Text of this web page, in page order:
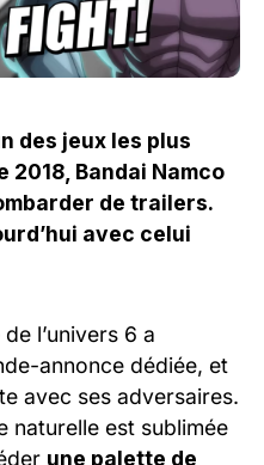
des jeux les plus
Bandai Namco
de trailers.
avec celui
l’univers 6 a
annonce dédiée, et
avec ses adversaires.
naturelle est sublimée
une palette de